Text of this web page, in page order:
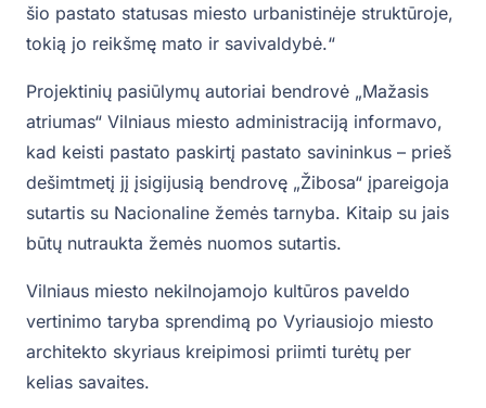
šio pastato statusas miesto urbanistinėje struktūroje,
tokią jo reikšmę mato ir savivaldybė.“
Projektinių pasiūlymų autoriai bendrovė „Mažasis
atriumas“ Vilniaus miesto administraciją informavo,
kad keisti pastato paskirtį pastato savininkus – prieš
dešimtmetį jį įsigijusią bendrovę „Žibosa“ įpareigoja
sutartis su Nacionaline žemės tarnyba. Kitaip su jais
būtų nutraukta žemės nuomos sutartis.
Vilniaus miesto nekilnojamojo kultūros paveldo
vertinimo taryba sprendimą po Vyriausiojo miesto
architekto skyriaus kreipimosi priimti turėtų per
kelias savaites.